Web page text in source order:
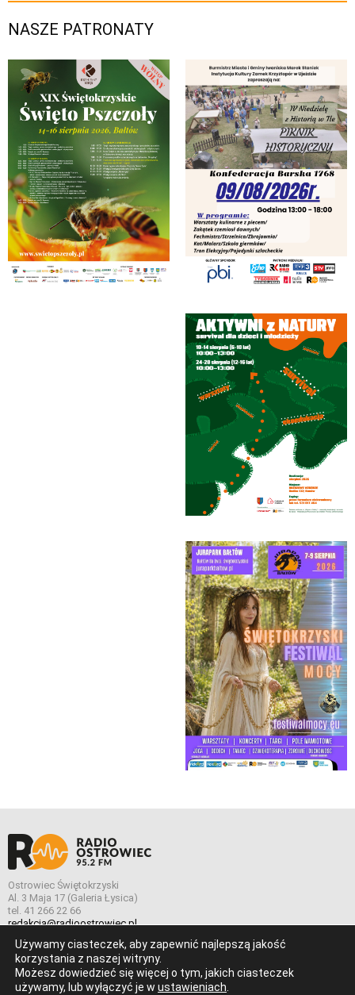
NASZE PATRONATY
Ostrowiec Świętokrzyski
Al. 3 Maja 17 (Galeria Łysica)
tel. 41 266 22 66
redakcja@radioostrowiec.pl
© Wszelkie prawa zastrzeżone. Radio Ostrowiec 2026 Radio
Używamy ciasteczek, aby zapewnić najlepszą jakość
korzystania z naszej witryny.
Możesz dowiedzieć się więcej o tym, jakich ciasteczek
używamy, lub wyłączyć je w ustawieniach